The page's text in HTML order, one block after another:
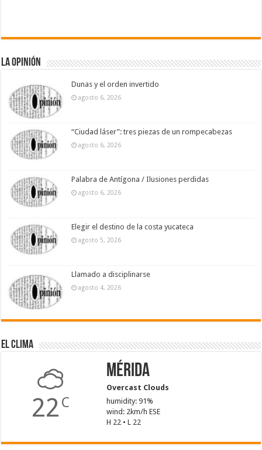
La Opinión
Dunas y el orden invertido
agosto 6, 2026
“Ciudad láser”: tres piezas de un rompecabezas
agosto 6, 2026
Palabra de Antígona / Ilusiones perdidas
agosto 6, 2026
Elegir el destino de la costa yucateca
agosto 5, 2026
Llamado a disciplinarse
agosto 4, 2026
El Clima
22 C
Mérida
Overcast Clouds
humidity: 91%
wind: 2km/h ESE
H 22 • L 22